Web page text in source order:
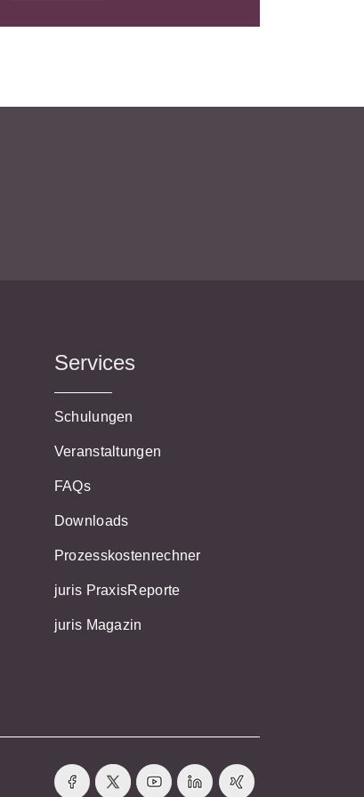
Services
Schulungen
Veranstaltungen
FAQs
Downloads
Prozesskostenrechner
juris PraxisReporte
juris Magazin